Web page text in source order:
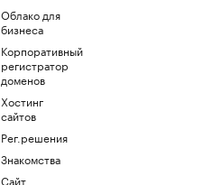
Облако для
бизнеса
Корпоративный
регистратор
доменов
Хостинг
сайтов
Рег.решения
Знакомства
Сайт